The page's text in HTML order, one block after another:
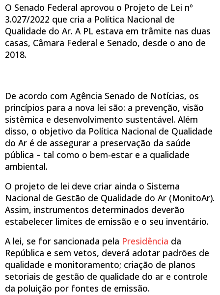
O Senado Federal aprovou o Projeto de Lei nº
3.027/2022 que cria a Política Nacional de
Qualidade do Ar. A PL estava em trâmite nas duas
casas, Câmara Federal e Senado, desde o ano de
2018.
De acordo com Agência Senado de Notícias, os
princípios para a nova lei são: a prevenção, visão
sistêmica e desenvolvimento sustentável. Além
disso, o objetivo da Política Nacional de Qualidade
do Ar é de assegurar a preservação da saúde
pública – tal como o bem-estar e a qualidade
ambiental.
O projeto de lei deve criar ainda o Sistema
Nacional de Gestão de Qualidade do Ar (MonitoAr).
Assim, instrumentos determinados deverão
estabelecer limites de emissão e o seu inventário.
A lei, se for sancionada pela Presidência da
República e sem vetos, deverá adotar padrões de
qualidade e monitoramento; criação de planos
setoriais de gestão de qualidade do ar e controle
da poluição por fontes de emissão.